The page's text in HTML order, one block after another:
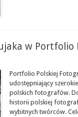
w Portfolio
Portfolio Polskiej
udostępniający
polskich fotografów.
historii polskiej
wybitnych twórców.